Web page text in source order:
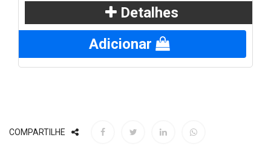
Detalhes
Adicionar
COMPARTILHE